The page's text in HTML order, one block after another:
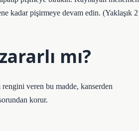
kadar pişirmeye devam edin. (Yaklaşık 2
mı?
veren bu madde, kanserden
korur.